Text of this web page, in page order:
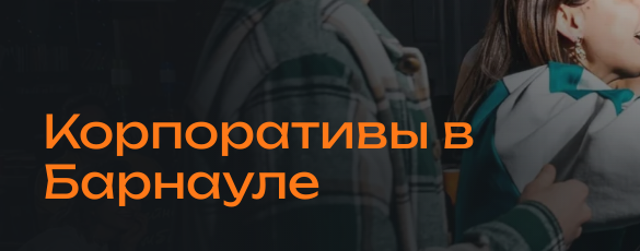
Корпоративы в
Барнауле